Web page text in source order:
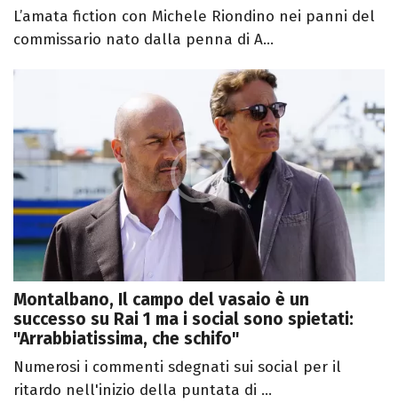
L’amata fiction con Michele Riondino nei panni del
commissario nato dalla penna di A...
Montalbano, Il campo del vasaio è un
successo su Rai 1 ma i social sono spietati:
"Arrabbiatissima, che schifo"
Numerosi i commenti sdegnati sui social per il
ritardo nell'inizio della puntata di ...